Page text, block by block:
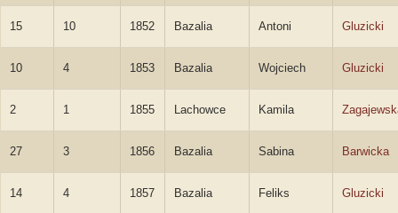
15 10 1852 Bazalia Antoni Gluzicki
10 4 1853 Bazalia Wojciech Gluzicki
2 1 1855 Lachowce Kamila
27 3 1856 Bazalia Sabina Barwicka
14 4 1857 Bazalia Feliks Gluzicki